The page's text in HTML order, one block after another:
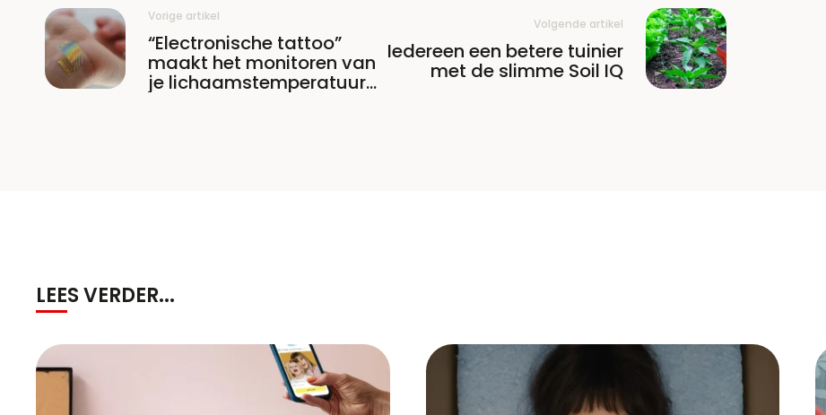
Vorige artikel
“Electronische tattoo”
maakt het monitoren van
je lichaamstemperatuur
Volgende artikel
Iedereen een betere tuinier
met de slimme Soil IQ
LEES VERDER...